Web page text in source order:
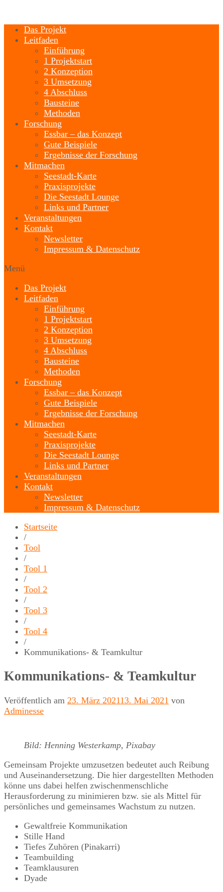
Das Projekt
Leitfaden
Einführung
1 Projektstart
2 Konzeption
3 Umsetzung
4 Abschluss
Bausteine
Methoden
Forschung
Essbar – das Konzept
Gute Beispiele
Ergebnisse der Forschung
Mitmachen
Seestadt-Karte
Praxisprojekte
Die Seestadt Lounge
Links und Partner
Veranstaltungen
Kontakt
Newsletter
Impressum & Datenschutz
Menü
Das Projekt
Leitfaden
Einführung
1 Projektstart
2 Konzeption
3 Umsetzung
4 Abschluss
Bausteine
Methoden
Forschung
Essbar – das Konzept
Gute Beispiele
Ergebnisse der Forschung
Mitmachen
Seestadt-Karte
Praxisprojekte
Die Seestadt Lounge
Links und Partner
Veranstaltungen
Kontakt
Newsletter
Impressum & Datenschutz
Startseite
/
Tool
/
Tool 1
/
Tool 2
/
Tool 3
/
Tool 4
/
Kommunikations- & Teamkultur
Kommunikations- & Teamkultur
Veröffentlich am 23. März 202113. Mai 2021 von
Adminesse
Bild: Henning Westerkamp, Pixabay
Gemeinsam Projekte umzusetzen bedeutet auch Reibung
und Auseinandersetzung. Die hier dargestellten Methoden
könne uns dabei helfen zwischenmenschliche
Herausforderung zu minimieren bzw. sie als Mittel für
persönliches und gemeinsames Wachstum zu nutzen.
Gewaltfreie Kommunikation
Stille Hand
Tiefes Zuhören (Pinakarri)
Teambuilding
Teamklausuren
Dyade